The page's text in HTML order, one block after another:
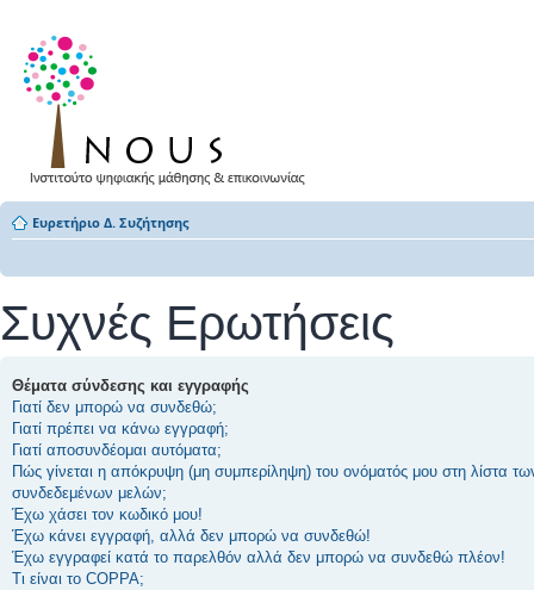
Ευρετήριο Δ. Συζήτησης
Συχνές Ερωτήσεις
Θέματα σύνδεσης και εγγραφής
Γιατί δεν μπορώ να συνδεθώ;
Γιατί πρέπει να κάνω εγγραφή;
Γιατί αποσυνδέομαι αυτόματα;
Πώς γίνεται η απόκρυψη (μη συμπερίληψη) του ονόματός μου στη λίστα
συνδεδεμένων μελών;
Έχω χάσει τον κωδικό μου!
Έχω κάνει εγγραφή, αλλά δεν μπορώ να συνδεθώ!
Έχω εγγραφεί κατά το παρελθόν αλλά δεν μπορώ να συνδεθώ πλέον!
Τι είναι το COPPA;